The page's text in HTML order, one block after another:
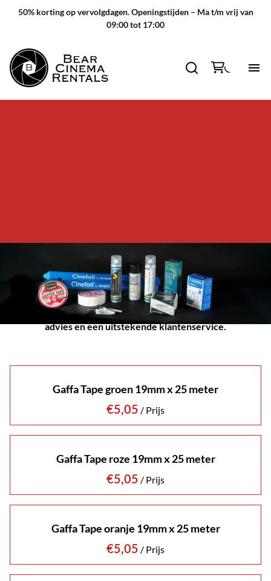
50% korting op vervolgdagen. Openingstijden – Ma t/m vrij van
09:00 tot 17:00
Verbruiksartikelen
Tussen onze verbruiksartikelen vind je alles op het gebied
van gaffa tape, schoonmaak kits en andere essentiële
benodigdheden. Bezoek ons in Groningen voor deskundig
advies en een uitstekende klantenservice.
Gaffa Tape groen 19mm x 25 meter
/
Gaffa Tape roze 19mm x 25 meter
/
Gaffa Tape oranje 19mm x 25 meter
/